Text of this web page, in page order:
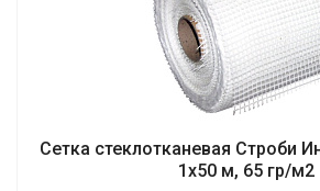
Сетка стеклотканевая Строби
1х50 м, 65 гр/м2